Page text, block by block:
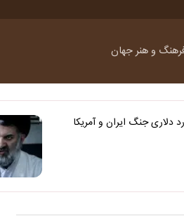
و هنرجهان
دلاری جنگ ایران و آمریکا